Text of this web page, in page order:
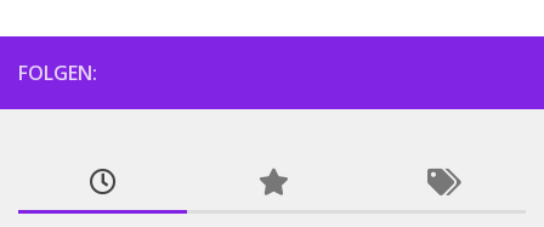
FOLGEN: